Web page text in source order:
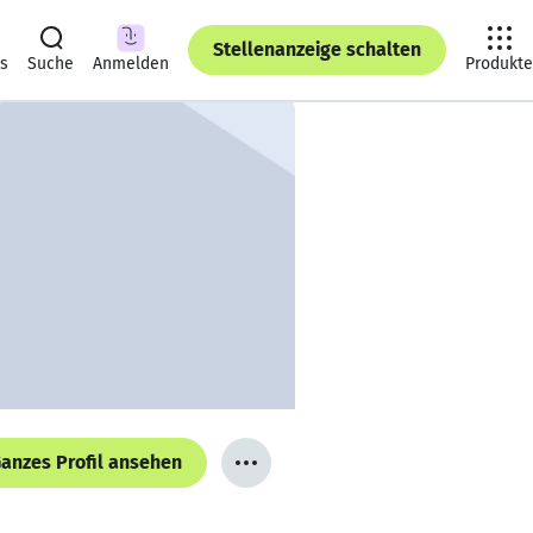
Suche Anmelden
Stellenanzeige schalten
Produkte
Profil ansehen